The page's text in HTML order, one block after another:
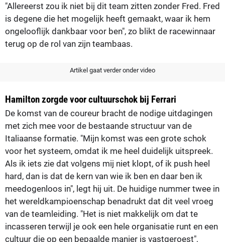
"Allereerst zou ik niet bij dit team zitten zonder Fred. Fred
is degene die het mogelijk heeft gemaakt, waar ik hem
ongelooflijk dankbaar voor ben", zo blikt de racewinnaar
terug op de rol van zijn teambaas.
Artikel gaat verder onder video
Hamilton zorgde voor cultuurschok bij Ferrari
De komst van de coureur bracht de nodige uitdagingen
met zich mee voor de bestaande structuur van de
Italiaanse formatie. "Mijn komst was een grote schok
voor het systeem, omdat ik me heel duidelijk uitspreek.
Als ik iets zie dat volgens mij niet klopt, of ik push heel
hard, dan is dat de kern van wie ik ben en daar ben ik
meedogenloos in", legt hij uit. De huidige nummer twee in
het wereldkampioenschap benadrukt dat dit veel vroeg
van de teamleiding. "Het is niet makkelijk om dat te
incasseren terwijl je ook een hele organisatie runt en een
cultuur die op een bepaalde manier is vastgeroest",